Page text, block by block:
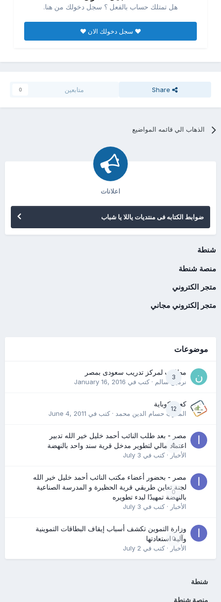
هل تمتلك حساب بالفعل ؟ سجل دخولك من هنا.
♥ سجل دخولك الان ♥
Share متابعين 0
الذهاب الي قائمه المواضيع
اعلانات
ضوابط الكتابه فى منتديات ياللا يا شباب
شنطة
منصة شنطة
متجر الكتروني
متجر إلكتروني مجاني
موضوعات
3
مطلوب لمركز تدريب سعودى بمصر
نرمين سالم· كتب في January 16, 2016
12
كعب كوباية
المدرب حسام الدين محمد· كتب في June 4, 2011
0
مصر - بعد طلب النائب أحمد خليل خير الله تدبير
اعتماد مالي لتطوير مدخل قرية سند واحد بالنهضة
الأخبار· كتب في July 3
0
مصر - بحضور أعضاء مكتب النائب أحمد خليل خير الله
لجنة تعاين طريقي قرية الحظيرة و المدرسة الصناعية
بالنهضة تمهيدًا لبدء تطويره
الأخبار· كتب في July 3
0
وزارة التموين تكشف أسباب إيقاف البطاقات التموينية
وآلية استعادتها
الأخبار· كتب في July 2
شنطة
منصة شنطة